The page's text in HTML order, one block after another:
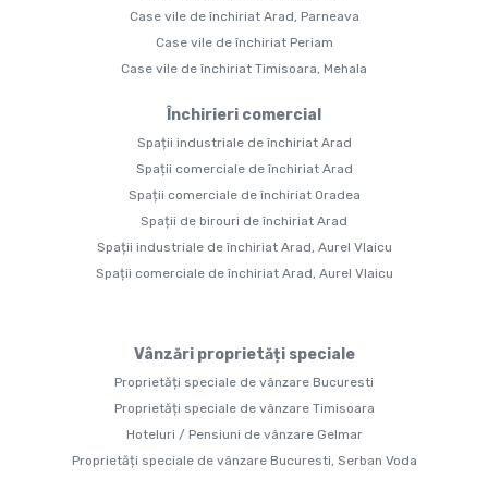
Case vile de închiriat Arad, Parneava
Case vile de închiriat Periam
Case vile de închiriat Timisoara, Mehala
Închirieri comercial
Spații industriale de închiriat Arad
Spații comerciale de închiriat Arad
Spații comerciale de închiriat Oradea
Spații de birouri de închiriat Arad
Spații industriale de închiriat Arad, Aurel Vlaicu
Spații comerciale de închiriat Arad, Aurel Vlaicu
Vânzări proprietăți speciale
Proprietăți speciale de vânzare Bucuresti
Proprietăți speciale de vânzare Timisoara
Hoteluri / Pensiuni de vânzare Gelmar
Proprietăți speciale de vânzare Bucuresti, Serban Voda